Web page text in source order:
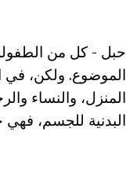
حبل - كل من
الموضوع. ولكن، في
المنزل، والنساء
البدنية للجسم،